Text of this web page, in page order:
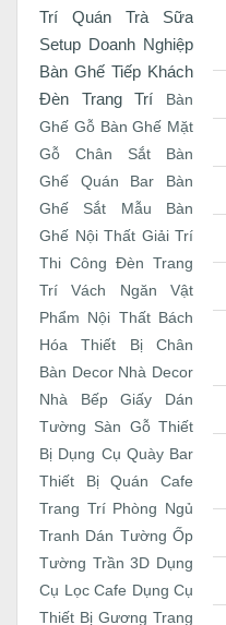
Trí Quán Trà Sữa
Setup Doanh Nghiệp
Bàn Ghế Tiếp Khách
Đèn Trang Trí
Bàn
Ghế Gỗ Bàn Ghế Mặt
Gỗ Chân Sắt
Bàn
Ghế Quán Bar
Bàn
Ghế Sắt
Mẫu Bàn
Ghế Nội Thất Giải Trí
Thi Công Đèn Trang
Trí
Vách Ngăn
Vật
Phẩm Nội Thất Bách
Hóa Thiết Bị
Chân
Bàn Decor Nhà Decor
Nhà Bếp
Giấy Dán
Tường Sàn Gỗ Thiết
Bị Dụng Cụ Quày Bar
Thiết Bị Quán Cafe
Trang Trí Phòng Ngủ
Tranh Dán Tường Ốp
Tường Trần 3D Dụng
Cụ Lọc Cafe Dụng Cụ
Thiết Bị Gương Trang